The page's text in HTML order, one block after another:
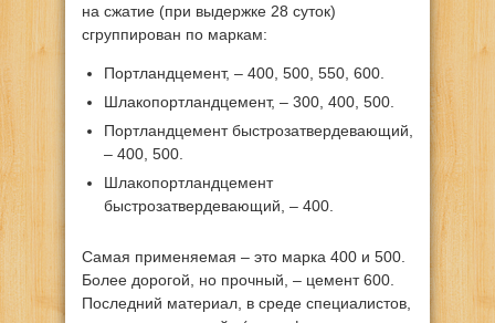
на сжатие (при выдержке 28 суток)
сгруппирован по маркам:
Портландцемент, – 400, 500, 550, 600.
Шлакопортландцемент, – 300, 400, 500.
Портландцемент быстрозатвердевающий,
– 400, 500.
Шлакопортландцемент
быстрозатвердевающий, – 400.
Самая применяемая – это марка 400 и 500.
Более дорогой, но прочный, – цемент 600.
Последний материал, в среде специалистов,